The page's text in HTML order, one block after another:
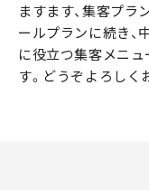
ますます、集客プ
ールプランに続き、
に役立つ集客メニ
す。どうぞよろしく